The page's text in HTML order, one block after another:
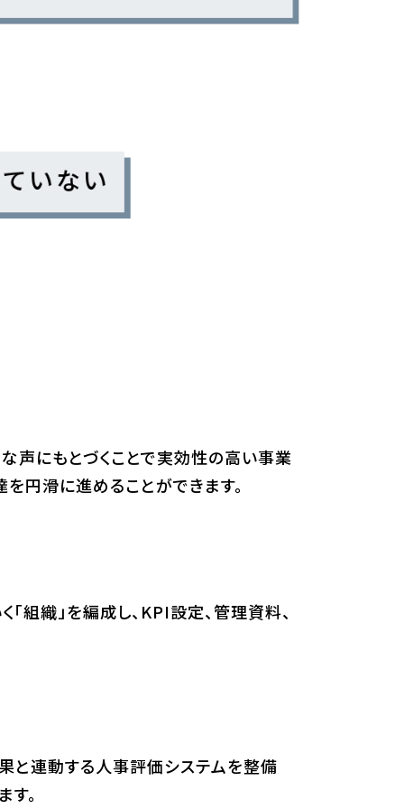
な声にもとづくことで実効性の高い事業
円滑に進めることができます。
組織」を編成し、KPI設定、管理資料、
と連動する人事評価システムを整備
。